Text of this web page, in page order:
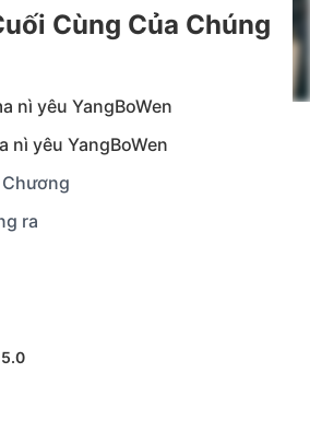
Cùng Của Chúng
nì yêu YangBoWen
nì yêu YangBoWen
Chương
ra
5.0